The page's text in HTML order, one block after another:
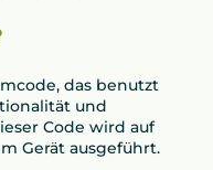
das benutzt
und
Code wird auf
Gerät ausgeführt.